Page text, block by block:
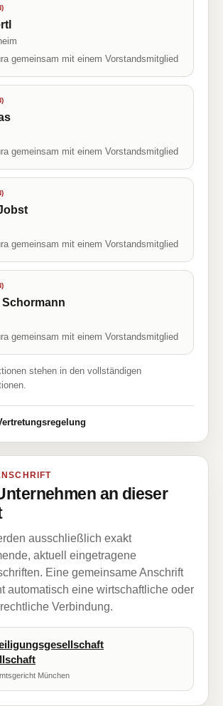
gemeinsam mit einem Vorstandsmitglied
gemeinsam mit einem Vorstandsmitglied
gemeinsam mit einem Vorstandsmitglied
gemeinsam mit einem Vorstandsmitglied
stehen in den vollständigen
an dieser
ausschließlich exakt
aktuell eingetragene
Eine gemeinsame Anschrift
automatisch eine wirtschaftliche oder
Verbindung.
München